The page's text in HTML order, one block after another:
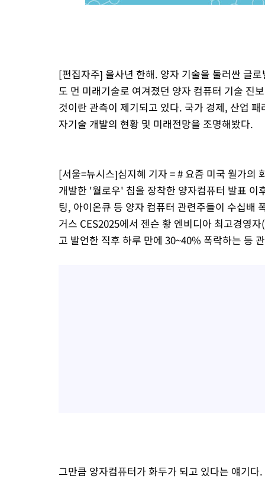
[편집자주] 을사년 한해. 양자 기술을 둘러싼 글
도 먼 미래기술로 여겨졌던 양자 컴퓨터 기술 진
것이란 관측이 제기되고 있다. 국가 경제, 산업
자기술 개발의 현황 및 미래전망을 조명해봤다.
[서울=뉴시스]심지혜 기자 = # 요즘 미국 월가의
개발한 '월로우' 칩을 장착한 양자컴퓨터 발표
팅, 아이온큐 등 양자 컴퓨터 관련주들이 수십배
거스 CES2025에서 젠슨 황 엔비디아 최고경영
고 발언한 직후 하루 만에 30~40% 폭락하는 등
그만큼 양자컴퓨터가 화두가 되고 있다는 얘기